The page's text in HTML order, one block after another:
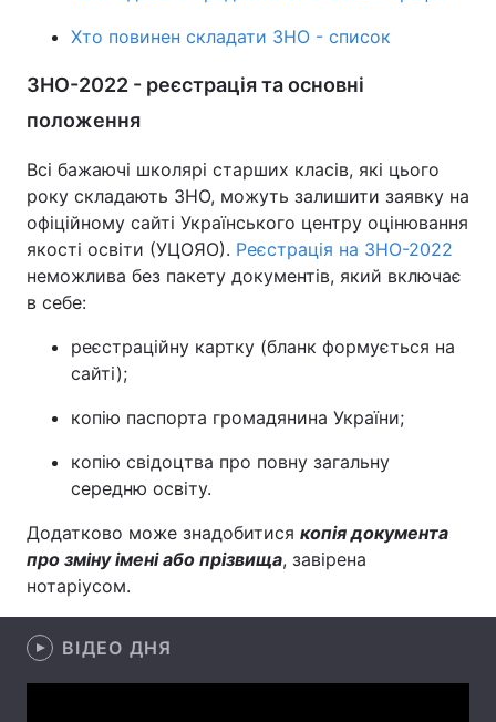
Здоров'я
Відео з Youtube Статті
Архів
Контакти
Послуги
Тема оформлення
Хто повинен складати ЗНО - список
ЗНО-2022 - реєстрація та основні
положення
Всі бажаючі школярі старших класів, які цього
року складають ЗНО, можуть залишити заявку на
офіційному сайті Українського центру оцінювання
якості освіти (УЦОЯО). Реєстрація на ЗНО-2022
неможлива без пакету документів, який включає
в себе:
реєстраційну картку (бланк формується на
сайті);
копію паспорта громадянина України;
копію свідоцтва про повну загальну
середню освіту.
Додатково може знадобитися копія документа
про зміну імені або прізвища, завірена
нотаріусом.
ВІДЕО ДНЯ